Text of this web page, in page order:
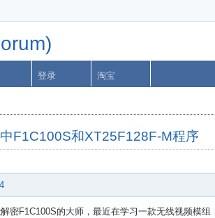
登录 淘宝
F1C100S和XT25F128F-M程序
密F1C100S的大师，最近在学习一款无线视频模